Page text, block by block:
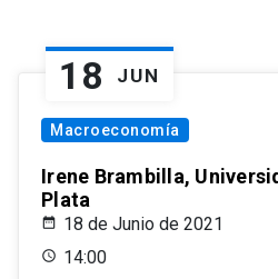
18 JUN
Macroeconomía
Irene Brambilla,
Plata
18 de Junio de 2021
14:00